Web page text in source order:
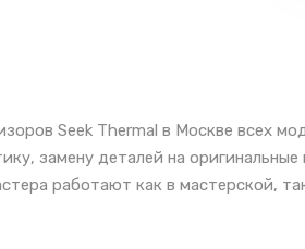
Seek Thermal в Москве всех
замену деталей на
работают как в мастерской,